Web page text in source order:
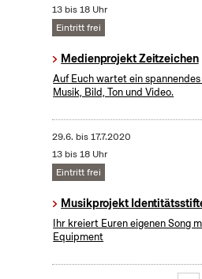
13 bis 18 Uhr
Eintritt frei
Medienprojekt Zeitzeichen
Auf Euch wartet ein
Musik, Bild, Ton und Video.
29.6. bis17.7.2020
13 bis 18 Uhr
Eintritt frei
Musikprojekt
Ihr kreiert Euren eigenen Song
Equipment